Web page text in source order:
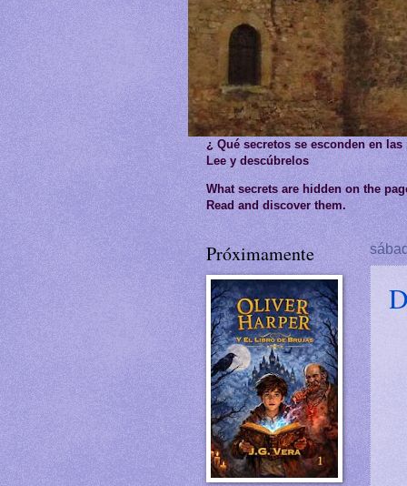
¿ Qué secretos se esconden en las
Lee y descúbrelos
What secrets are hidden on the
Read and discover them.
Próximamente